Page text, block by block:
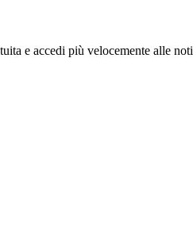
e accedi più velocemente alle